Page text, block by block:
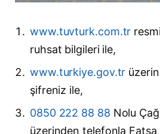
www.tuvturk.com.tr
ruhsat bilgileri ile,
www.turkiye.gov.tr
şifreniz ile,
0850 222 88 88 Nolu
üzerinden telefonla